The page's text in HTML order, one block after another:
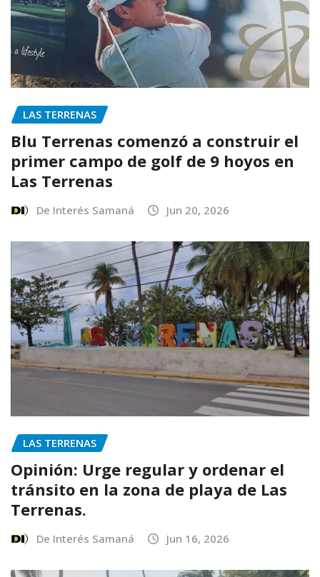
LAS TERRENAS
Blu Terrenas comenzó a construir el
primer campo de golf de 9 hoyos en
Las Terrenas
De Interés Samaná Jun 20, 2026
LAS TERRENAS
Opinión: Urge regular y ordenar el
tránsito en la zona de playa de Las
Terrenas.
De Interés Samaná Jun 16, 2026